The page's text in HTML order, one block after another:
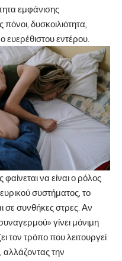
εμφάνισης
δυσκοιλιότητα,
ευερέθιστου εντέρου.
φαίνεται να είναι ο ρόλος
συστήματος, το
σε συνθήκες στρες. Αν
γίνει μόνιμη
τον τρόπο που λειτουργεί
αλλάζοντας την